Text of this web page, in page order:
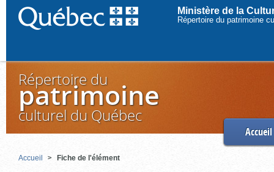
Ministère de la
Répertoire du patrimoine
Répertoire du
patrimoine
culturel du Québec
Accueil
Accueil Fiche de l'élément